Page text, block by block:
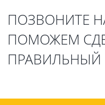
ПОЗВОНИТЕ
ПОМОЖЕМ
ПРАВИЛЬНЫЙ